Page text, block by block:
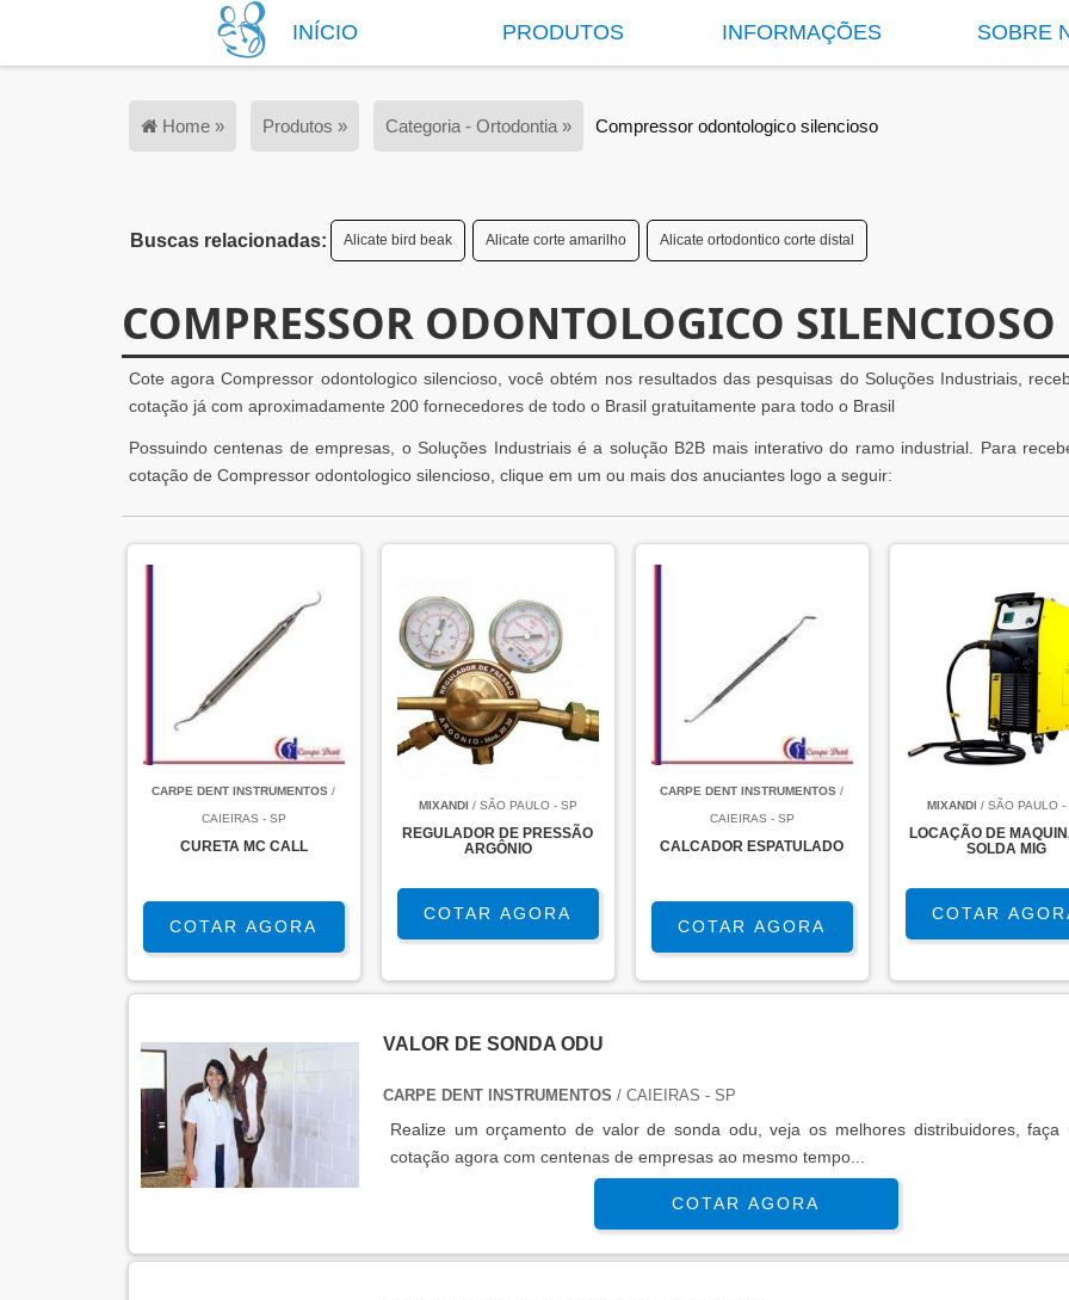
INÍCIO PRODUTOS INFORMAÇÕES SOBRE
Home » Produtos » Categoria - Ortodontia » Compressor odontologico silencioso
Buscas relacionadas: Alicate bird beak Alicate corte amarilho Alicate ortodontico corte distal
COMPRESSOR ODONTOLOGICO SILENCIOSO
Cote agora Compressor odontologico silencioso, você obtém nos resultados das pesquisas do Soluções Industriais,
cotação já com aproximadamente 200 fornecedores de todo o Brasil gratuitamente para todo o Brasil
Possuindo centenas de empresas, o Soluções Industriais é a solução B2B mais interativo do ramo industrial. Para
cotação de Compressor odontologico silencioso, clique em um ou mais dos anuciantes logo a seguir:
CARPE DENT INSTRUMENTOS /
CAIEIRAS - SP
CURETA MC CALL
COTAR AGORA
MIXANDI / SÃO PAULO - SP
REGULADOR DE PRESSÃO
ARGÔNIO
COTAR AGORA
CARPE DENT INSTRUMENTOS /
CAIEIRAS - SP
CALCADOR ESPATULADO
COTAR AGORA
MIXANDI / SÃO PAULO -
LOCAÇÃO DE
SOLDA MIG
COTAR
VALOR DE SONDA ODU
CARPE DENT INSTRUMENTOS / CAIEIRAS - SP
Realize um orçamento de valor de sonda odu, veja os melhores distribuidores, faça
cotação agora com centenas de empresas ao mesmo tempo...
COTAR AGORA